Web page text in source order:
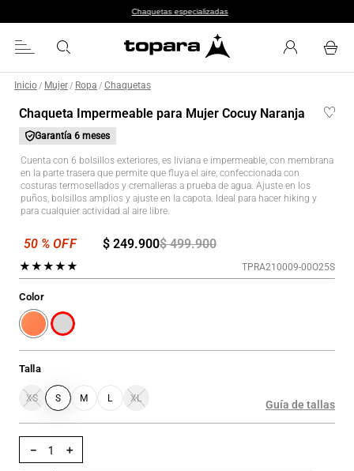
Chaquetas especializadas
Inicio / Mujer / Ropa / Chaquetas
Chaqueta Impermeable para Mujer Cocuy Naranja
Garantía 6 meses
Cuenta con 6 bolsillos exteriores, es liviana e impermeable, con membrana
en la parte trasera que permite que fluya el aire, confeccionada con
costuras termosellados y cremalleras a prueba de agua. Ajuste en los
puños, bolsillos amplios y ajuste en la capota. Ideal para hacer hiking y
para cualquier actividad al aire libre.
$ 499.900
$ 249.900
★★★★★ TPRA210009-00O25S
Talla
XS S M L XL
Color
Guía de tallas
＋
－